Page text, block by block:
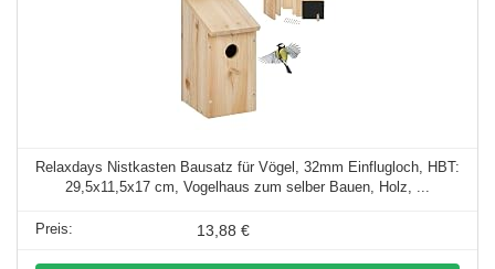
Relaxdays Nistkasten Bausatz für Vögel, 32mm Einflugloch, HBT:
29,5x11,5x17 cm, Vogelhaus zum selber Bauen, Holz, ...
13,88 €